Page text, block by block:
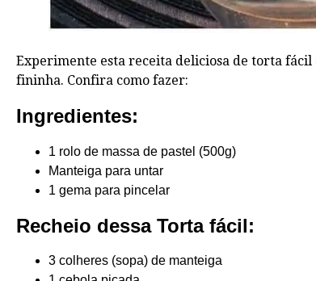
Experimente esta receita deliciosa de torta fácil
fininha. Confira como fazer:
Ingredientes:
1 rolo de massa de pastel (500g)
Manteiga para untar
1 gema para pincelar
Recheio dessa Torta fácil:
3 colheres (sopa) de manteiga